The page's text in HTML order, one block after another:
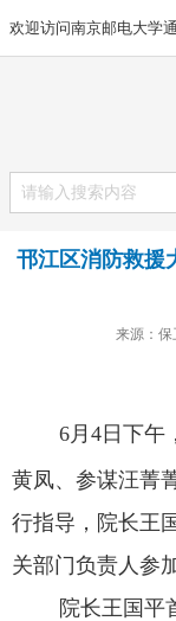
欢迎访问南京邮电大学
邗江区消防救援
来源：保
6月4 日下午
黄凤、参谋汪菁
行指导，院长王
关部门负责人参
院长王国平